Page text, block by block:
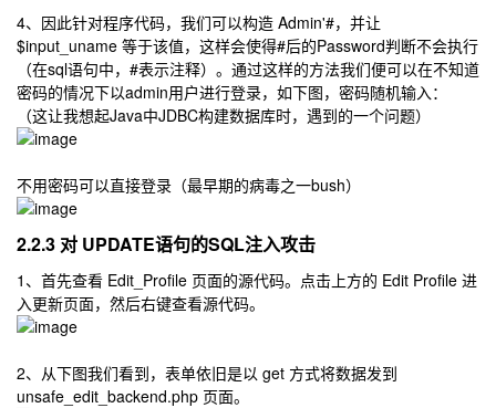
4、因此针对程序代码，我们可以构造 Admin'#，并让
$input_uname 等于该值，这样会使得#后的Password判断不会执行
（在sql语句中，#表示注释）。通过这样的方法我们便可以在不知道
密码的情况下以admin用户进行登录，如下图，密码随机输入：
（这让我想起Java中JDBC构建数据库时，遇到的一个问题）
不用密码可以直接登录（最早期的病毒之一bush）
2.2.3 对 UPDATE语句的SQL注入攻击
1、首先查看 Edit_Profile 页面的源代码。点击上方的 Edit Profile 进
入更新页面，然后右键查看源代码。
2、从下图我们看到，表单依旧是以 get 方式将数据发到
unsafe_edit_backend.php 页面。